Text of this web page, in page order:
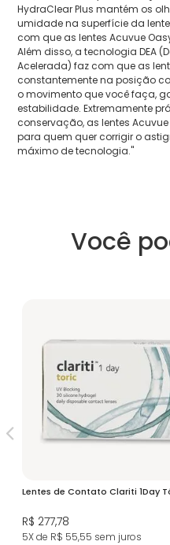
HydraClear Plus mantém os
umidade na superfície da
com que as lentes Acuvue
Além disso, a tecnologia DEA
Acelerada) faz com que as
constantemente na posição
o movimento que você faça,
estabilidade. Extremamente
conservação, as lentes
para quem quer corrigir o
máximo de tecnologia."
Você
Lentes de Contato Clariti 1Day
R$ 277,78
5X de R$ 55,55 sem juros